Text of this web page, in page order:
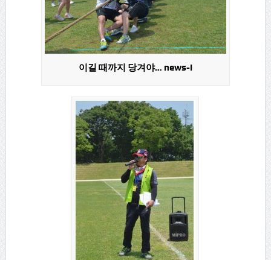
이길 때까지 당겨야… news-i